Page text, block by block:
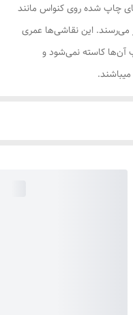
چاپ شده روی کنواس مانند
این نقاشی‌ها عمری
آن‌ها کاسته نمی‌شود و